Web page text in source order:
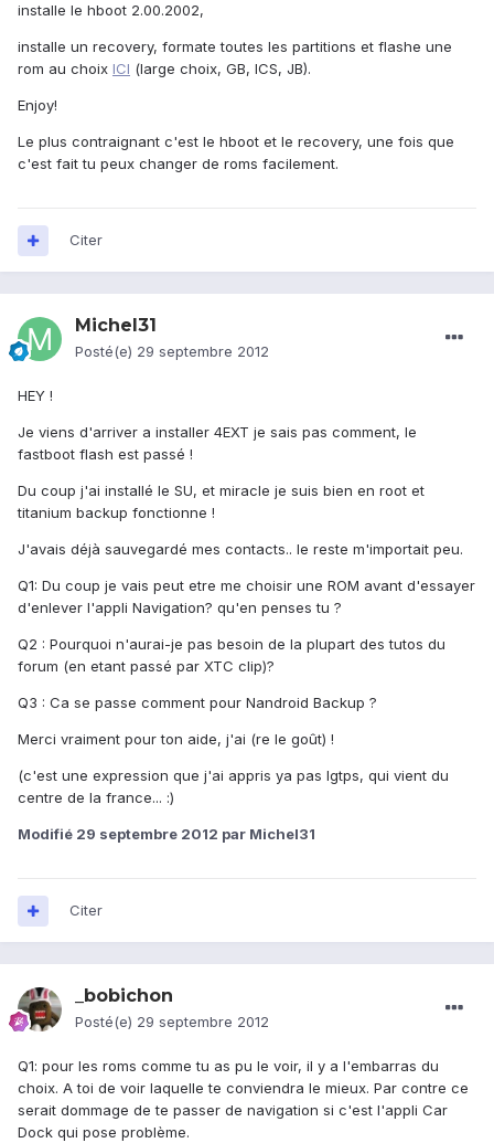
installe le hboot 2.00.2002,
installe un recovery, formate toutes les partitions et flashe une
rom au choix ICI (large choix, GB, ICS, JB).
Enjoy!
Le plus contraignant c'est le hboot et le recovery, une fois que
c'est fait tu peux changer de roms facilement.
Citer
Michel31
Posté(e) 29 septembre 2012
HEY !
Je viens d'arriver a installer 4EXT je sais pas comment, le
fastboot flash est passé !
Du coup j'ai installé le SU, et miracle je suis bien en root et
titanium backup fonctionne !
J'avais déjà sauvegardé mes contacts.. le reste m'importait peu.
Q1: Du coup je vais peut etre me choisir une ROM avant d'essayer
d'enlever l'appli Navigation? qu'en penses tu ?
Q2 : Pourquoi n'aurai-je pas besoin de la plupart des tutos du
forum (en etant passé par XTC clip)?
Q3 : Ca se passe comment pour Nandroid Backup ?
Merci vraiment pour ton aide, j'ai (re le goût) !
(c'est une expression que j'ai appris ya pas lgtps, qui vient du
centre de la france... :)
Modifié 29 septembre 2012 par Michel31
Citer
_bobichon
Posté(e) 29 septembre 2012
Q1: pour les roms comme tu as pu le voir, il y a l'embarras du
choix. A toi de voir laquelle te conviendra le mieux. Par contre ce
serait dommage de te passer de navigation si c'est l'appli Car
Dock qui pose problème.